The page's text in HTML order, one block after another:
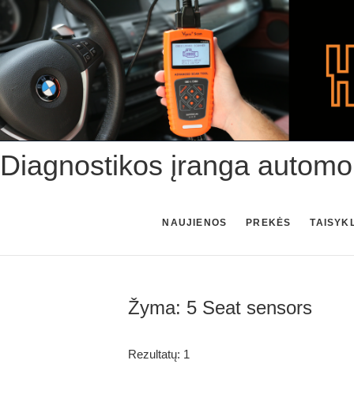
Skip
to
content
Diagnostikos įranga
NAUJIENOS PREKĖS
Žyma: 5 Seat sensors
Rezultatų: 1